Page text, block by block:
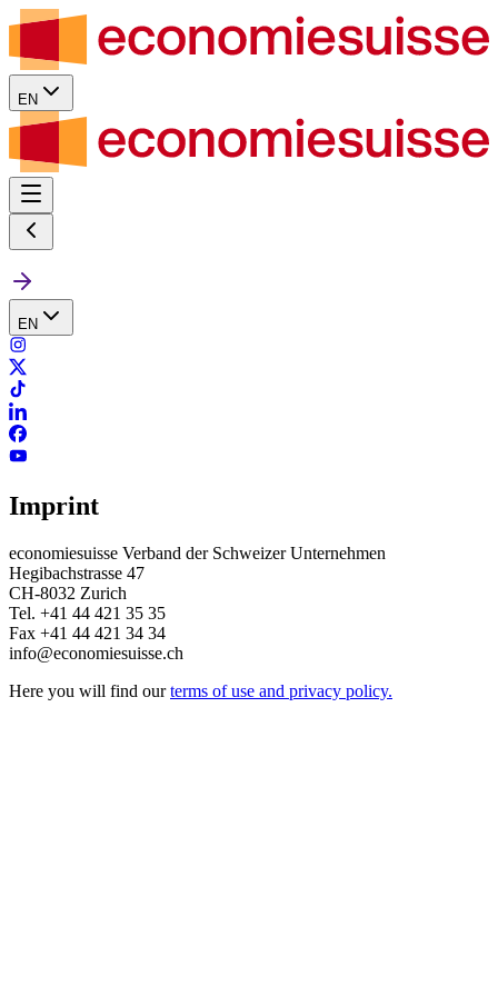
EN
EN
Imprint
economiesuisse Verband der Schweizer Unternehmen
Hegibachstrasse 47
CH-8032 Zurich
Tel. +41 44 421 35 35
Fax +41 44 421 34 34
info@economiesuisse.ch
Here you will find ourterms of use and privacy policy.